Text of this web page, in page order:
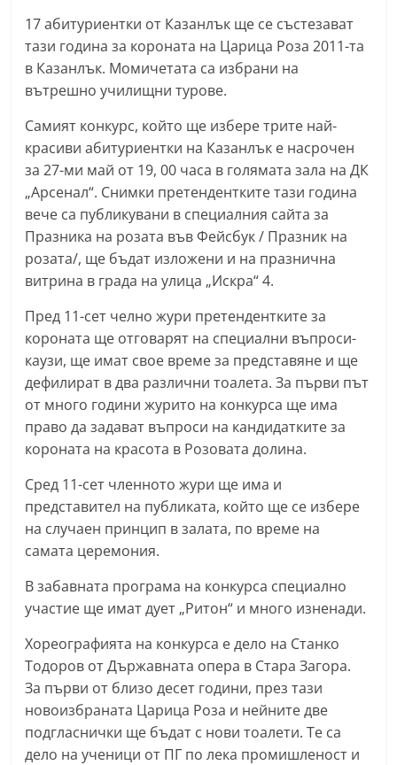
с
т
С
а
р
а
З
а
г
о
а
–
k
a
z
a
n
l
a
k
i
f
o
,
k
a
17 абитуриентки от Казанлък ще се състезават
тази година за короната на Царица Роза 2011-та
в Казанлък. Момичетата са избрани на
вътрешно училищни турове.
Самият конкурс, който ще избере трите най-
красиви абитуриентки на Казанлък е насрочен
за 27-ми май от 19, 00 часа в голямата зала на ДК
„Арсенал“. Снимки претендентките тази година
вече са публикувани в специалния сайта за
Празника на розата във Фейсбук / Празник на
розата/, ще бъдат изложени и на празнична
витрина в града на улица „Искра“ 4.
Пред 11-сет челно жури претендентките за
короната ще отговарят на специални въпроси-
каузи, ще имат свое време за представяне и ще
дефилират в два различни тоалета. За първи път
от много години журито на конкурса ще има
право да задават въпроси на кандидатките за
короната на красота в Розовата долина.
Сред 11-сет членното жури ще има и
представител на публиката, който ще се избере
на случаен принцип в залата, по време на
самата церемония.
В забавната програма на конкурса специално
участие ще имат дует „Ритон“ и много изненади.
Хореографията на конкурса е дело на Станко
Тодоров от Държавната опера в Стара Загора.
За първи от близо десет години, през тази
новоизбраната Царица Роза и нейните две
подгласнички ще бъдат с нови тоалети. Те са
дело на ученици от ПГ по лека промишленост и